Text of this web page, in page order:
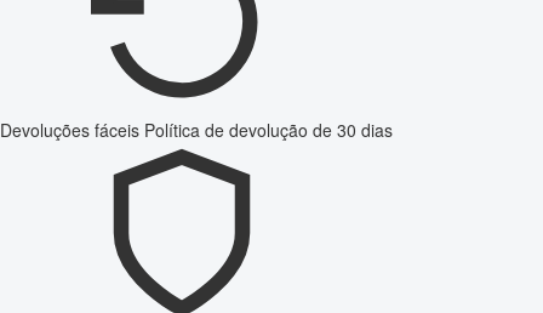
Devoluções fáceis Política de devolução de 30 dias